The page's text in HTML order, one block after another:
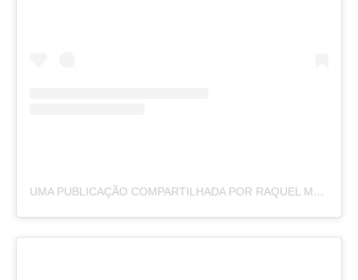
UMA PUBLICAÇÃO COMPARTILHADA POR RAQUEL MOREIRA (@BYRAQUELMOREIRA)